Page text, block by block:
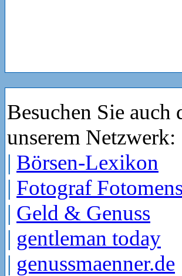
Besuchen Sie auch
unserem Netzwerk:
| Börsen-Lexikon
| Fotograf
| Geld & Genuss
| gentleman today
| genussmaenner.de